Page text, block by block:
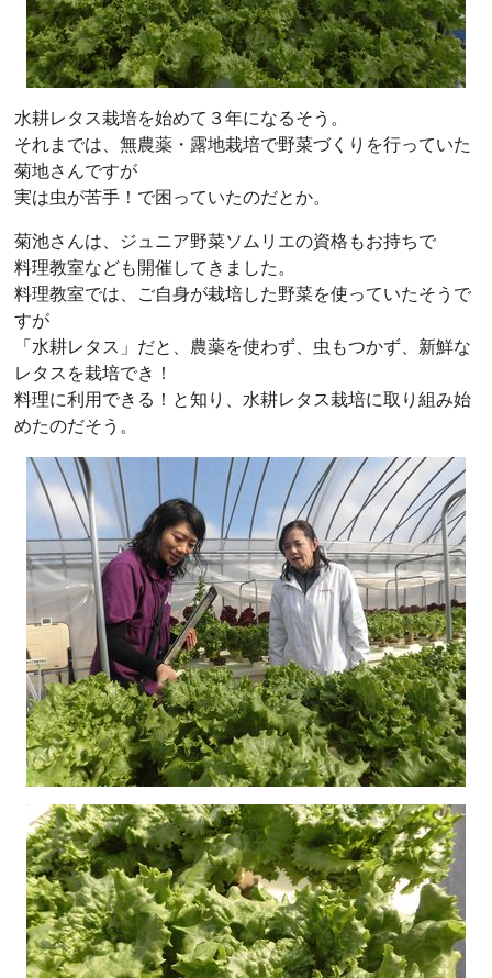
水耕レタス栽培を始めて３年になるそう。
それまでは、無農薬・露地栽培で野菜づくりを行っていた
菊地さんですが
実は虫が苦手！で困っていたのだとか。
菊池さんは、ジュニア野菜ソムリエの資格もお持ちで
料理教室なども開催してきました。
料理教室では、ご自身が栽培した野菜を使っていたそうで
すが
「水耕レタス」だと、農薬を使わず、虫もつかず、新鮮な
レタスを栽培でき！
料理に利用できる！と知り、水耕レタス栽培に取り組み始
めたのだそう。